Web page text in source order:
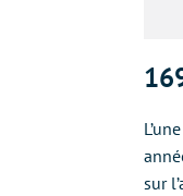
sur